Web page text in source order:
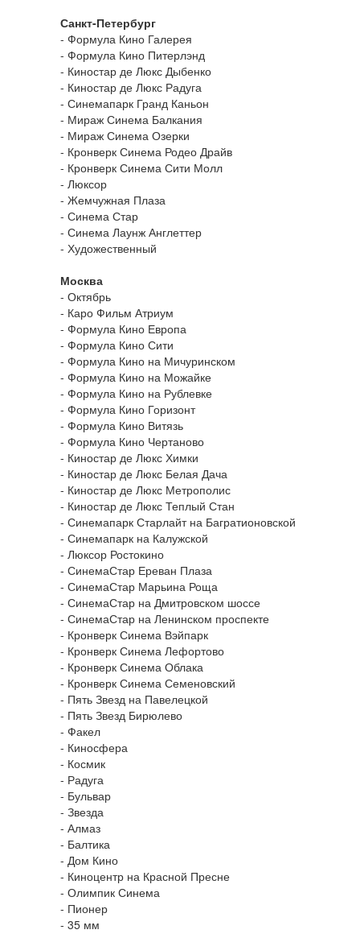
Санкт-Петербург
- Формула Кино Галерея
- Формула Кино Питерлэнд
- Киностар де Люкс Дыбенко
- Киностар де Люкс Радуга
- Синемапарк Гранд Каньон
- Мираж Синема Балкания
- Мираж Синема Озерки
- Кронверк Синема Родео Драйв
- Кронверк Синема Сити Молл
- Люксор
- Жемчужная Плаза
- Синема Стар
- Синема Лаунж Англеттер
- Художественный
Москва
- Октябрь
- Каро Фильм Атриум
- Формула Кино Европа
- Формула Кино Сити
- Формула Кино на Мичуринском
- Формула Кино на Можайке
- Формула Кино на Рублевке
- Формула Кино Горизонт
- Формула Кино Витязь
- Формула Кино Чертаново
- Киностар де Люкс Химки
- Киностар де Люкс Белая Дача
- Киностар де Люкс Метрополис
- Киностар де Люкс Теплый Стан
- Синемапарк Старлайт на Багратионовской
- Синемапарк на Калужской
- Люксор Ростокино
- СинемаСтар Ереван Плаза
- СинемаСтар Марьина Роща
- СинемаСтар на Дмитровском шоссе
- СинемаСтар на Ленинском проспекте
- Кронверк Синема Вэйпарк
- Кронверк Синема Лефортово
- Кронверк Синема Облака
- Кронверк Синема Семеновский
- Пять Звезд на Павелецкой
- Пять Звезд Бирюлево
- Факел
- Киносфера
- Космик
- Радуга
- Бульвар
- Звезда
- Алмаз
- Балтика
- Дом Кино
- Киноцентр на Красной Пресне
- Олимпик Синема
- Пионер
- 35 мм